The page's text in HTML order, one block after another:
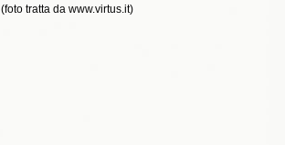
(foto tratta da www.virtus.it)